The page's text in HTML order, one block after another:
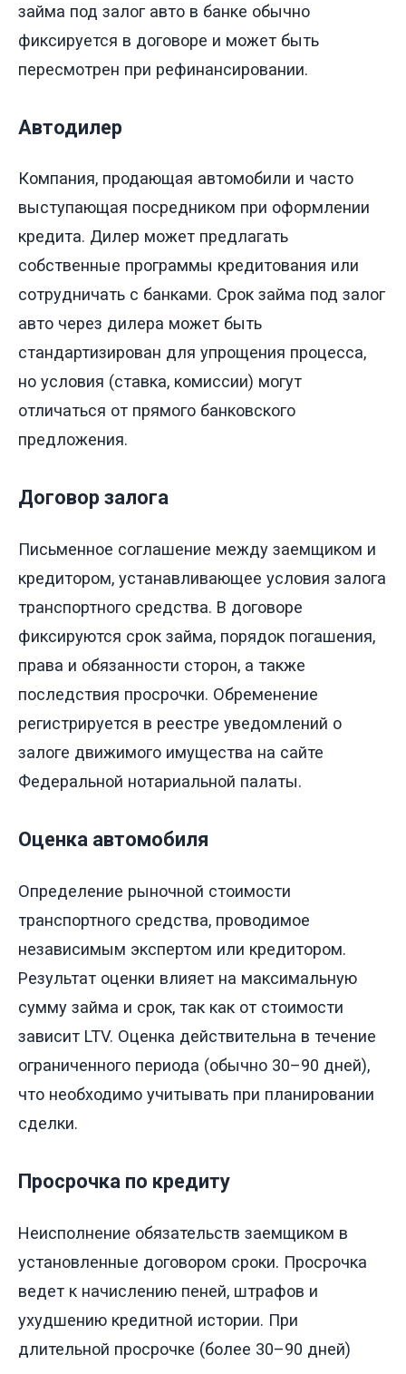
займа под залог авто в банке обычно
фиксируется в договоре и может быть
пересмотрен при рефинансировании.
Автодилер
Компания, продающая автомобили и часто
выступающая посредником при оформлении
кредита. Дилер может предлагать
собственные программы кредитования или
сотрудничать с банками. Срок займа под залог
авто через дилера может быть
стандартизирован для упрощения процесса,
но условия (ставка, комиссии) могут
отличаться от прямого банковского
предложения.
Договор залога
Письменное соглашение между заемщиком и
кредитором, устанавливающее условия залога
транспортного средства. В договоре
фиксируются срок займа, порядок погашения,
права и обязанности сторон, а также
последствия просрочки. Обременение
регистрируется в реестре уведомлений о
залоге движимого имущества на сайте
Федеральной нотариальной палаты.
Оценка автомобиля
Определение рыночной стоимости
транспортного средства, проводимое
независимым экспертом или кредитором.
Результат оценки влияет на максимальную
сумму займа и срок, так как от стоимости
зависит LTV. Оценка действительна в течение
ограниченного периода (обычно 30–90 дней),
что необходимо учитывать при планировании
сделки.
Просрочка по кредиту
Неисполнение обязательств заемщиком в
установленные договором сроки. Просрочка
ведет к начислению пеней, штрафов и
ухудшению кредитной истории. При
длительной просрочке (более 30–90 дней)